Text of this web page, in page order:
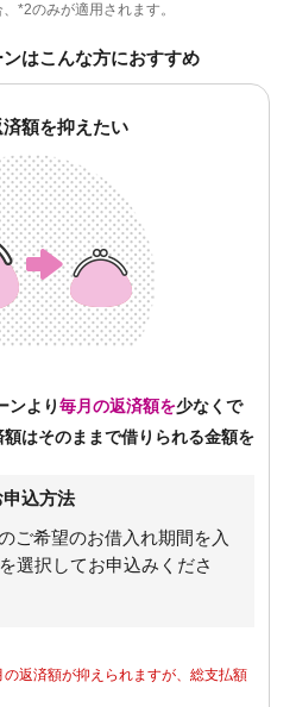
*2のみが適用されます。
はこんな方におすすめ
額を抑えたい
ンより毎月の返済額を少なくで
はそのままで借りられる金額を
申込方法
ご希望のお借入れ期間を入
選択してお申込みくださ
返済額が抑えられますが、総支払額